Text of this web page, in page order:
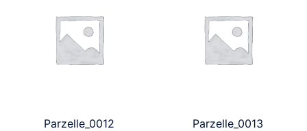
Parzelle_0012 Parzelle_0013